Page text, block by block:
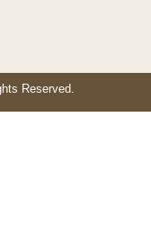
Reserved.